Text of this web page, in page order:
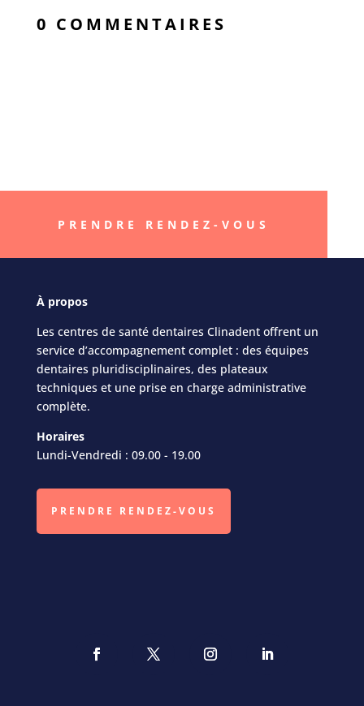
0 COMMENTAIRES
PRENDRE RENDEZ-VOUS
Àpropos
Les centres de santé dentaires Clinadent offrent un
service d’accompagnement complet : des équipes
dentaires pluridisciplinaires, des plateaux
techniques et une prise en charge administrative
complète.
Horaires
Lundi-Vendredi : 09.00 - 19.00
PRENDRE RENDEZ-VOUS